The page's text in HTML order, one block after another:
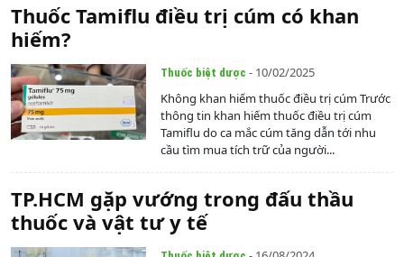
Thuốc Tamiflu điều trị cúm có khan
hiếm?
Thuốc biệt dược - 10/02/2025
Không khan hiếm thuốc điều trị cúm Trước
thông tin khan hiếm thuốc điều trị cúm
Tamiflu do ca mắc cúm tăng dẫn tới nhu
cầu tìm mua tích trữ của người...
TP.HCM gặp vướng trong đấu thầu
thuốc và vật tư y tế